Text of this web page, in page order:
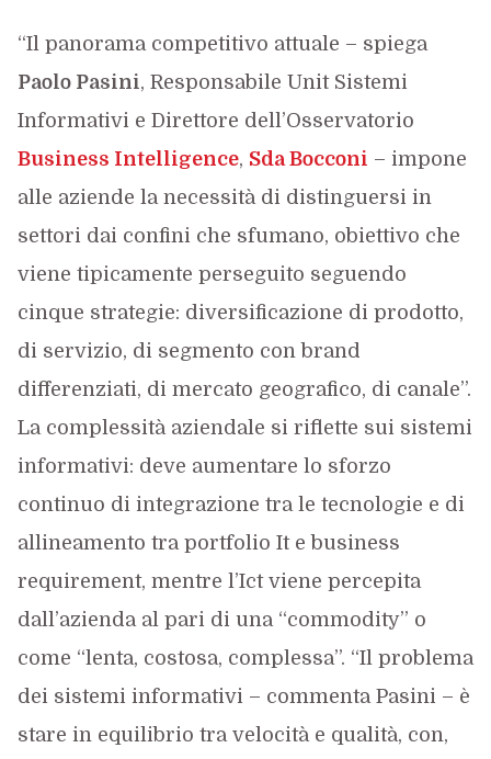
“Il panorama competitivo attuale – spiega
Paolo Pasini, Responsabile Unit Sistemi
Informativi e Direttore dell’Osservatorio
Business Intelligence, Sda Bocconi – impone
alle aziende la necessità di distinguersi in
settori dai confini che sfumano, obiettivo che
viene tipicamente perseguito seguendo
cinque strategie: diversificazione di prodotto,
di servizio, di segmento con brand
differenziati, di mercato geografico, di canale”.
La complessità aziendale si riflette sui sistemi
informativi: deve aumentare lo sforzo
continuo di integrazione tra le tecnologie e di
allineamento tra portfolio It e business
requirement, mentre l’Ict viene percepita
dall’azienda al pari di una “commodity” o
come “lenta, costosa, complessa”. “Il problema
dei sistemi informativi – commenta Pasini – è
stare in equilibrio tra velocità e qualità, con,